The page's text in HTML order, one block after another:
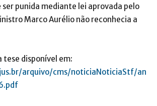
ser punida mediante lei aprovada pelo
Marco Aurélio não reconhecia a
tese disponível em:
arquivo/cms/noticiaNoticiaStf/an